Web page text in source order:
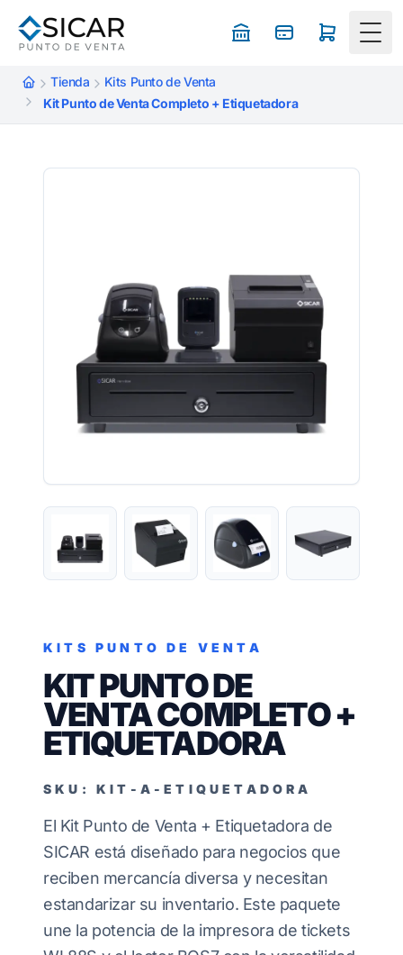
Tienda
Kits Punto de Venta
Kit Punto de Venta Completo + Etiquetadora
KITS PUNTO DE VENTA
KIT PUNTO DE
VENTA COMPLETO +
ETIQUETADORA
SKU: KIT-A-ETIQUETADORA
El Kit Punto de Venta + Etiquetadora de
SICAR está diseñado para negocios que
reciben mercancía diversa y necesitan
estandarizar su inventario. Este paquete
une la potencia de la impresora de tickets